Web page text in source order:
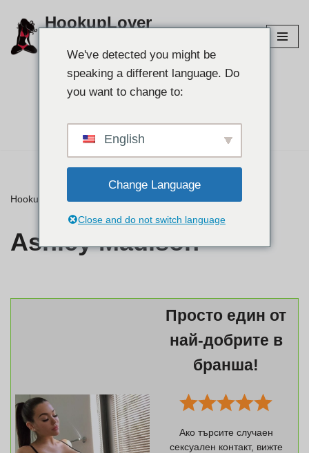
Преминете
към
съдържанието
HookupLover
свързване!
HookupLover
Ashley Madison
Просто един от
най-добрите в
бранша!
Ако търсите случаен
сексуален контакт, вижте
We've detected you might be
speaking a different language. Do
you want to change to:
English
Change Language
Close and do not switch language